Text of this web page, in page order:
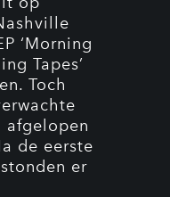
‘Morning
Tapes’
Toch
afgelopen
de eerste
er